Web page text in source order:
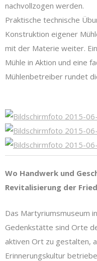
nachvollzogen werden.
Praktische technische
Konstruktion eigener
mit der Materie weiter.
Mühle in Aktion und eine
Mühlenbetreiber rundet
Wo Handwerk und
Revitalisierung der
Das Martyriumsmuseum
Gedenkstätte sind Orte
aktiven Ort zu gestalten,
Erinnerungskultur